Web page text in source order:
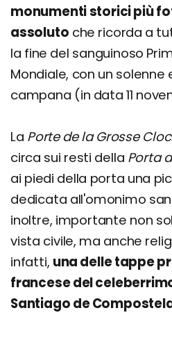
monumenti storici più
assoluto che ricorda a
la fine del sanguinoso
Mondiale, con un solenne
campana (in data 11
La Porte de la Grosse
circa sui resti della Porta
ai piedi della porta una
dedicata all'omonimo
inoltre, importante non
vista civile, ma anche
infatti, una delle tappe
francese del
Santiago de